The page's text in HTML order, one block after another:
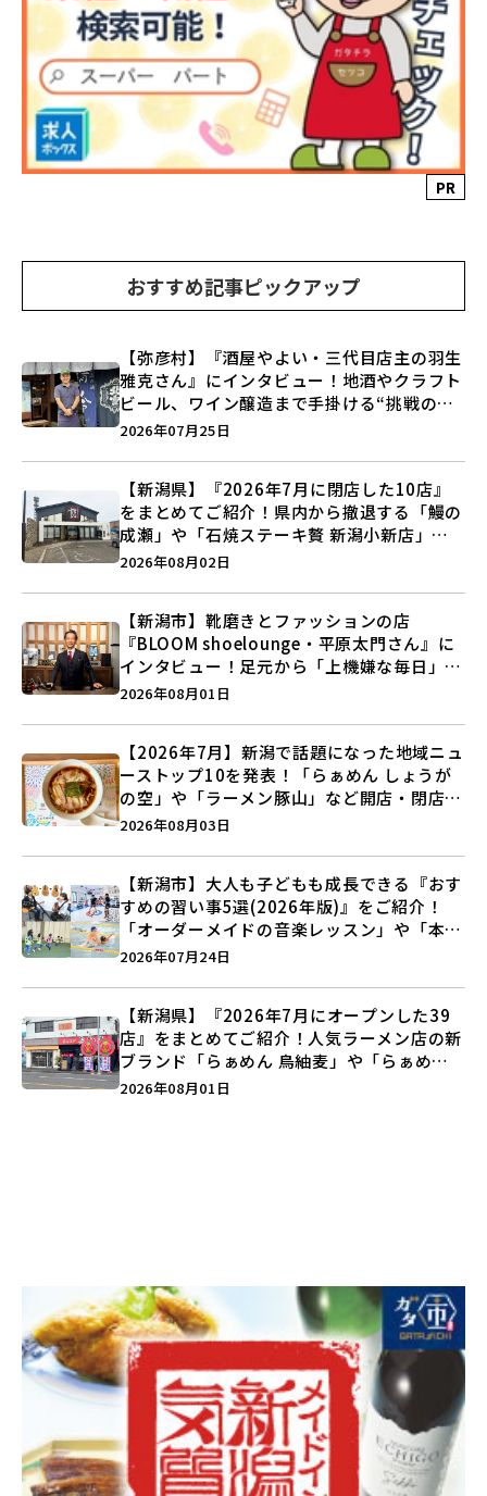
PR
おすすめ記事ピックアップ
【弥彦村】『酒屋やよい・三代目店主の羽生
雅克さん』にインタビュー！地酒やクラフト
ビール、ワイン醸造まで手掛ける“挑戦の歴
史”に迫る♪
2026年07月25日
【新潟県】『2026年7月に閉店した10店』
をまとめてご紹介！県内から撤退する「鰻の
成瀬」や「石焼ステーキ贅 新潟小新店」が
営業に幕…。
2026年08月02日
【新潟市】靴磨きとファッションの店
『BLOOM shoelounge・平原太門さん』に
インタビュー！足元から「上機嫌な毎日」を
つくる装いの提案とは？
2026年08月01日
【2026年7月】新潟で話題になった地域ニュ
ーストップ10を発表！「らぁめん しょうが
の空」や「ラーメン豚山」など開店・閉店の
注目記事をランキングでご紹介♪
2026年08月03日
【新潟市】大人も子どもも成長できる『おす
すめの習い事5選(2026年版)』をご紹介！
「オーダーメイドの音楽レッスン」や「本格
キックボクシング」で新しい自分を見つけよ
2026年07月24日
【新潟県】『2026年7月にオープンした39
店』をまとめてご紹介！人気ラーメン店の新
ブランド「らぁめん 鳥紬麦」や「らぁめん
しょうがの空」など盛りだくさん♪
2026年08月01日